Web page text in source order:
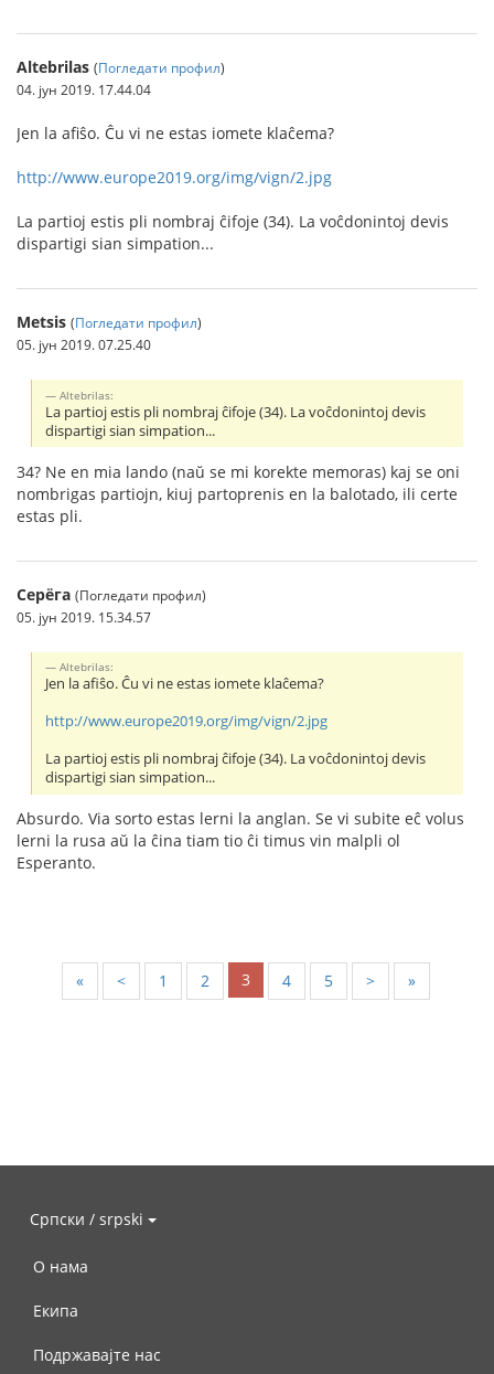
Altebrilas (Погледати профил)
04. јун 2019. 17.44.04
Jen la afiŝo. Ĉu vi ne estas iomete klaĉema?
http://www.europe2019.org/img/vign/2.jpg
La partioj estis pli nombraj ĉifoje (34). La voĉdonintoj devis
dispartigi sian simpation...
Metsis (Погледати профил)
05. јун 2019. 07.25.40
Altebrilas:
La partioj estis pli nombraj ĉifoje (34). La voĉdonintoj devis
dispartigi sian simpation...
34? Ne en mia lando (naŭ se mi korekte memoras) kaj se oni
nombrigas partiojn, kiuj partoprenis en la balotado, ili certe
estas pli.
Серёга (Погледати профил)
05. јун 2019. 15.34.57
Altebrilas:
Jen la afiŝo. Ĉu vi ne estas iomete klaĉema?
http://www.europe2019.org/img/vign/2.jpg
La partioj estis pli nombraj ĉifoje (34). La voĉdonintoj devis
dispartigi sian simpation...
Absurdo. Via sorto estas lerni la anglan. Se vi subite eĉ volus
lerni la rusa aŭ la ĉina tiam tio ĉi timus vin malpli ol
Esperanto.
« < 1 2 3 4 5 > »
Српски / srpski
О нама
Екипа
Подржавајте нас